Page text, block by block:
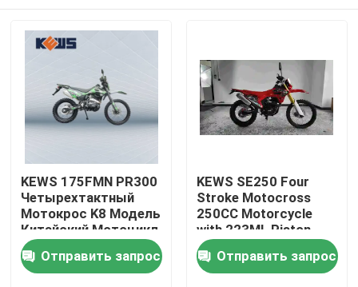
Дом
KEWS 175FMN PR300
Четырехтактный
Мотокрос K8 Модель
Китайский Мотоцикл
Мотоциклы 300cc
Отправить запрос
KEWS SE250 Four
Stroke Motocross
250CC Motorcycle
with 223ML Piston
Displacement 15/8500
Maximum Power and
19/6500 Maximum
Отправить запрос